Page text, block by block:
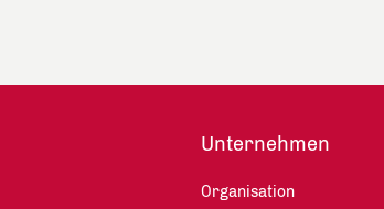
Unternehmen
Organisation